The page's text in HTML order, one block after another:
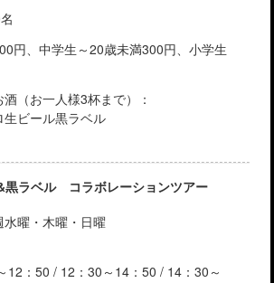
円、中学生～20歳未満300円、小学生
（お一人様3杯まで）：
ビール黒ラベル
ラベル コラボレーションツアー
水曜・木曜・日曜
：50 / 12：30～14：50 / 14：30～